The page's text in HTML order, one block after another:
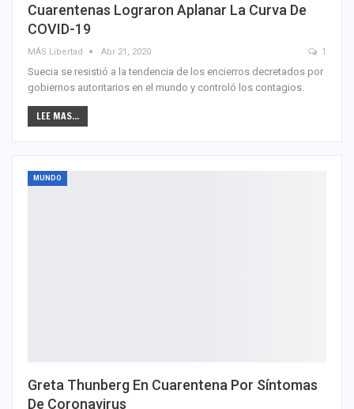
Cuarentenas Lograron Aplanar La Curva De
COVID-19
MÁS Libertad Abr 21, 2020 1
Suecia se resistió a la tendencia de los encierros decretados por
gobiernos autoritarios en el mundo y controló los contagios.
LEE MAS...
MUNDO
Greta Thunberg En Cuarentena Por Síntomas
De Coronavirus